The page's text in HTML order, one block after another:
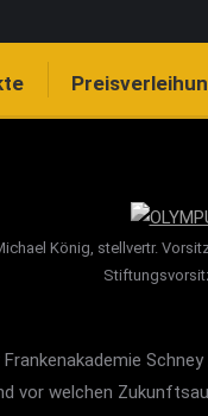
König, stellvertr.
vor welchen